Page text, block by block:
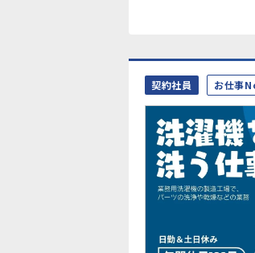
契約社員 お仕事